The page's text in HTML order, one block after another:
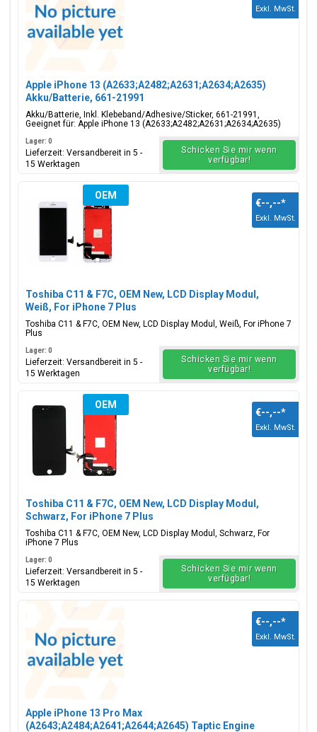
Apple iPhone 13 (A2633;A2482;A2631;A2634;A2635)
Akku/Batterie, 661-21991
Akku/Batterie, Inkl. Klebeband/Adhesive/Sticker, 661-21991,
Geeignet für: Apple iPhone 13 (A2633;A2482;A2631;A2634;A2635)
Exkl. MwSt.
Lager: 0
Lieferzeit: Versandbereit in 5 -
15 Werktagen
Schicken Sie mir wenn
verfügbar!
OEM
Toshiba C11 & F7C, OEM New, LCD Display Modul,
Weiß, For iPhone 7 Plus
Toshiba C11 & F7C, OEM New, LCD Display Modul, Weiß, For iPhone 7
Plus
€--,--*
Exkl. MwSt.
Lager: 0
Lieferzeit: Versandbereit in 5 -
15 Werktagen
Schicken Sie mir wenn
verfügbar!
OEM
Toshiba C11 & F7C, OEM New, LCD Display Modul,
Schwarz, For iPhone 7 Plus
Toshiba C11 & F7C, OEM New, LCD Display Modul, Schwarz, For
iPhone 7 Plus
€--,--*
Exkl. MwSt.
Lager: 0
Lieferzeit: Versandbereit in 5 -
15 Werktagen
Schicken Sie mir wenn
verfügbar!
Apple iPhone 13 Pro Max
(A2643;A2484;A2641;A2644;A2645) Taptic Engine
€--,--*
Exkl. MwSt.